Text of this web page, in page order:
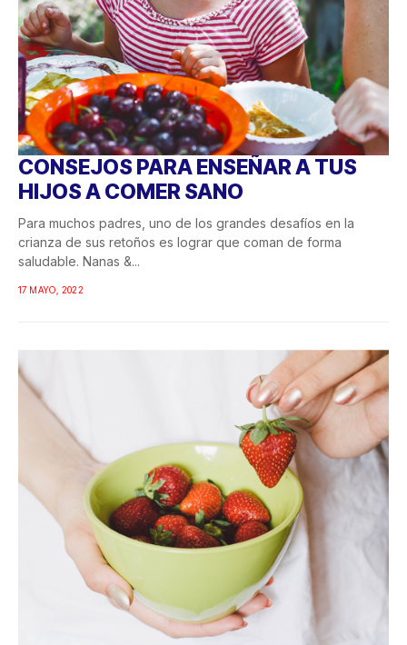
CONSEJOS PARA ENSEÑAR A TUS
HIJOS A COMER SANO
Para muchos padres, uno de los grandes desafíos en la
crianza de sus retoños es lograr que coman de forma
saludable. Nanas &...
17 MAYO, 2022